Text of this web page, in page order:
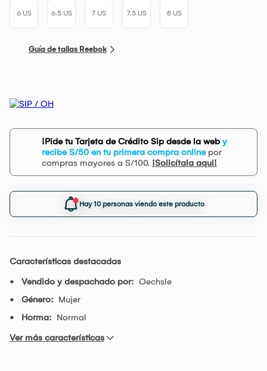
6 US 6.5 US 7 US 7.5 US 8 US
Guía de tallas Reebok
¡Pide tu Tarjeta de Crédito Sip desde la web y
recibe S/50 en tu primera compra onlinepor
compras mayores a S/100. ¡Solicítala aqui!
Hay 10 personas viendo este producto
Características destacadas
Vendido y despachado por: Oechsle
Género: Mujer
Horma: Normal
Ver más características